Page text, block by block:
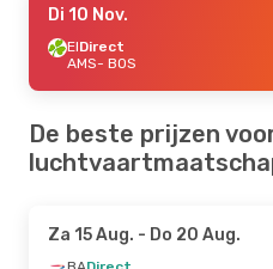
Di 10 Nov.
EIDirect
AMS- BOS
De beste prijzen
Za 15 Aug. - Do 20 Aug.